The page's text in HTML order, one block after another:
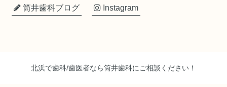
筒井歯科ブログ Instagram
北浜で歯科/歯医者なら筒井歯科にご相談ください！